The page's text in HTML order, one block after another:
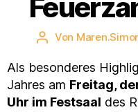
Beitragsautor
Von
Als besonderes
Jahres am Freitag,
Uhr im Festsaal des